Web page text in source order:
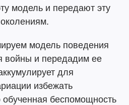
модель и передают эту
модель поведения
войны и передадим ее
для
избежать
обученная беспомощность